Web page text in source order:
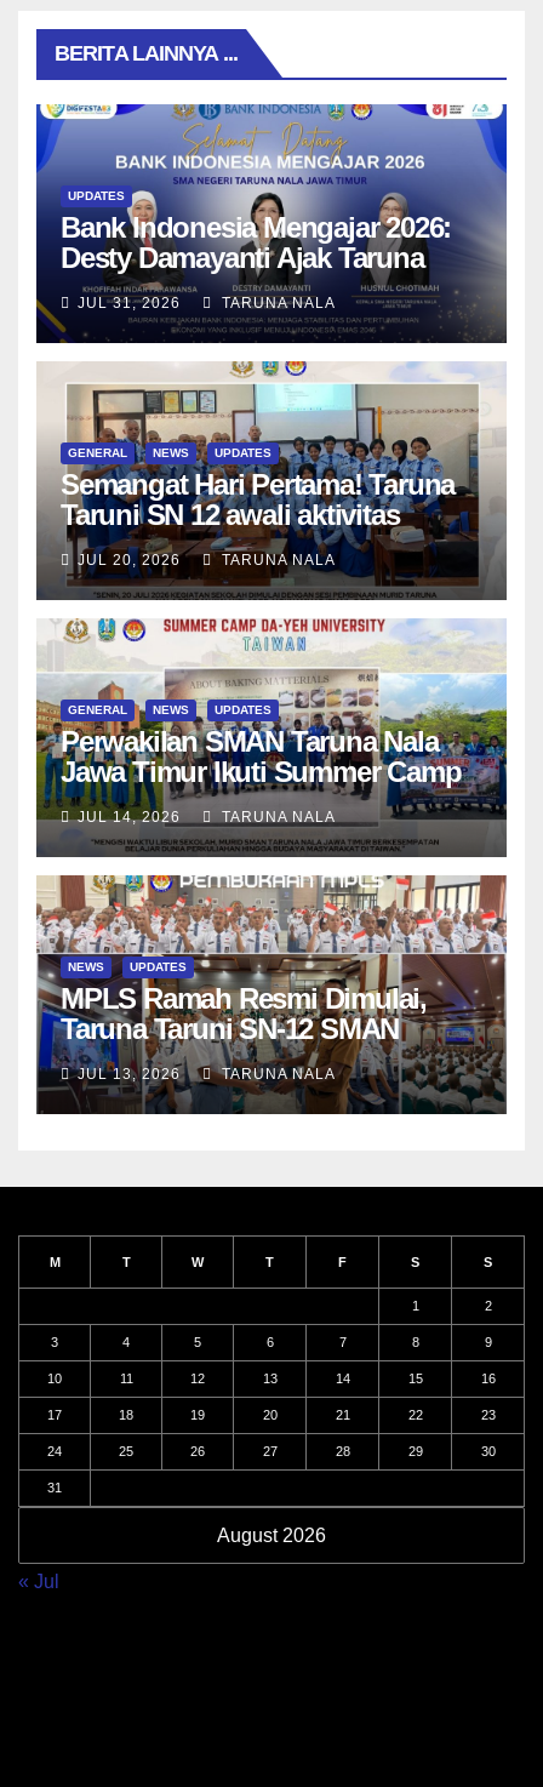
BERITA LAINNYA ...
UPDATES
Bank Indonesia Mengajar 2026:
Desty Damayanti Ajak Taruna
SMAN Taruna Nala Jawa Timur
Menjadi Generasi Pemimpin
Berwawasan Global
JUL 31, 2026 TARUNA NALA
GENERAL NEWS UPDATES
Semangat Hari Pertama! Taruna
Taruni SN 12 awali aktivitas
bersama Wali Kelas dan Tes
Asesmen Diagnostik
JUL 20, 2026 TARUNA NALA
GENERAL NEWS UPDATES
Perwakilan SMAN Taruna Nala
Jawa Timur Ikuti Summer Camp
di Da-Yeh University, Taiwan
JUL 14, 2026 TARUNA NALA
NEWS UPDATES
MPLS Ramah Resmi Dimulai,
Taruna Taruni SN-12 SMAN
Taruna Nala Jawa Timur Siap
Menjalani Tahun Ajaran Baru
JUL 13, 2026 TARUNA NALA
August 2026
M T W T F S S
1 2
3 4 5 6 7 8 9
10 11 12 13 14 15 16
17 18 19 20 21 22 23
24 25 26 27 28 29 30
31
« Jul